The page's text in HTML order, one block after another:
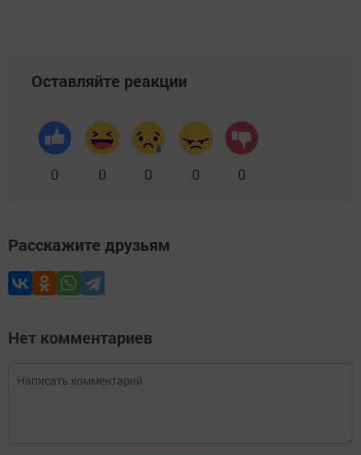
Оставляйте реакции
0 0 0 0 0
Расскажите друзьям
Нет комментариев